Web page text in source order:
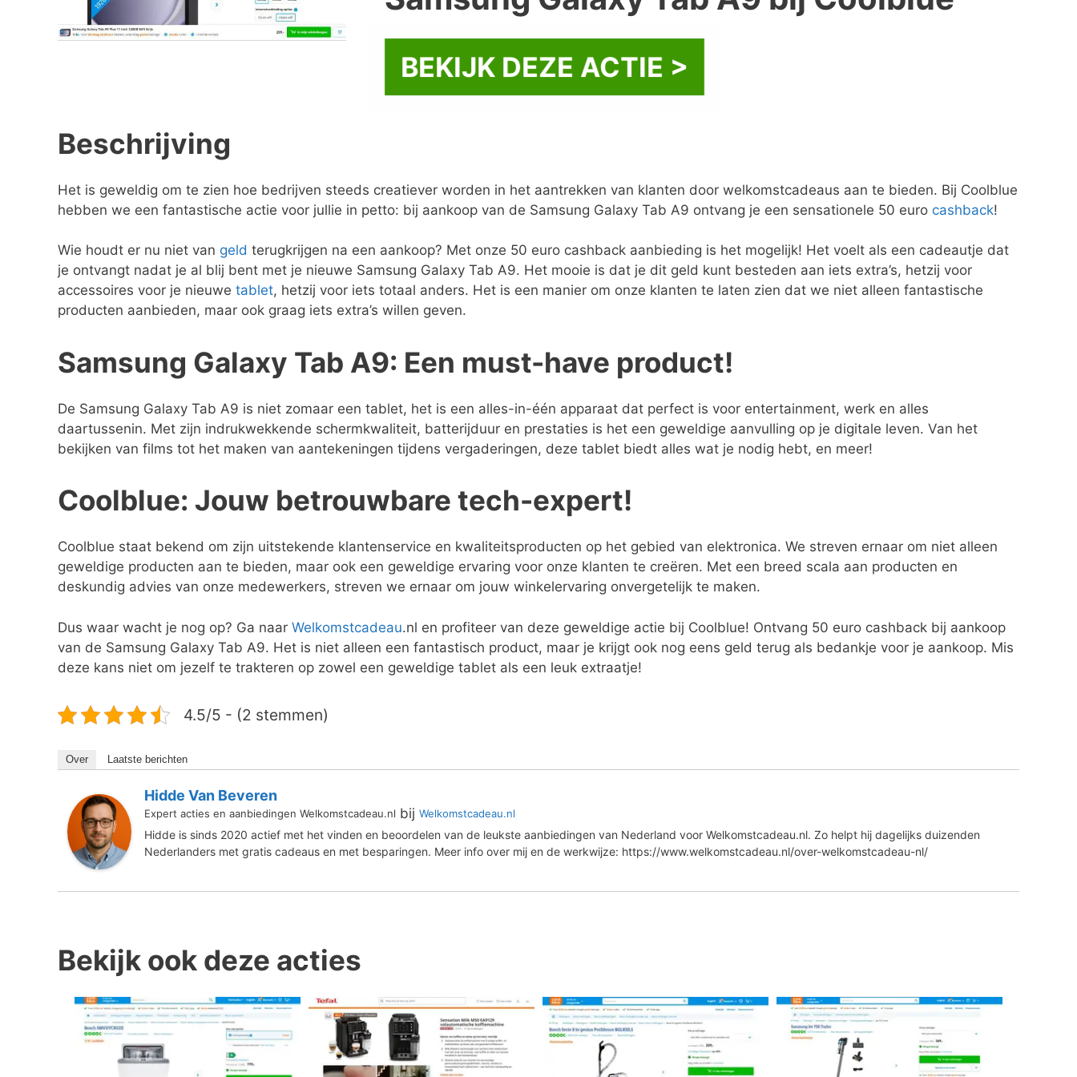
BEKIJK DEZE ACTIE >
Beschrijving
Het is geweldig om te zien hoe bedrijven steeds creatiever worden in het aantrekken van klanten door welkomstcadeaus aan te bieden. Bij Coolblue
hebben we een fantastische actie voor jullie in petto: bij aankoop van de Samsung Galaxy Tab A9 ontvang je een sensationele 50 euro cashback!
Wie houdt er nu niet van geld terugkrijgen na een aankoop? Met onze 50 euro cashback aanbieding is het mogelijk! Het voelt als een cadeautje dat
je ontvangt nadat je al blij bent met je nieuwe Samsung Galaxy Tab A9. Het mooie is dat je dit geld kunt besteden aan iets extra’s, hetzij voor
accessoires voor je nieuwe tablet, hetzij voor iets totaal anders. Het is een manier om onze klanten te laten zien dat we niet alleen fantastische
producten aanbieden, maar ook graag iets extra’s willen geven.
Samsung Galaxy Tab A9: Een must-have product!
De Samsung Galaxy Tab A9 is niet zomaar een tablet, het is een alles-in-één apparaat dat perfect is voor entertainment, werk en alles
daartussenin. Met zijn indrukwekkende schermkwaliteit, batterijduur en prestaties is het een geweldige aanvulling op je digitale leven. Van het
bekijken van films tot het maken van aantekeningen tijdens vergaderingen, deze tablet biedt alles wat je nodig hebt, en meer!
Coolblue: Jouw betrouwbare tech-expert!
Coolblue staat bekend om zijn uitstekende klantenservice en kwaliteitsproducten op het gebied van elektronica. We streven ernaar om niet alleen
geweldige producten aan te bieden, maar ook een geweldige ervaring voor onze klanten te creëren. Met een breed scala aan producten en
deskundig advies van onze medewerkers, streven we ernaar om jouw winkelervaring onvergetelijk te maken.
Dus waar wacht je nog op? Ga naar Welkomstcadeau.nl en profiteer van deze geweldige actie bij Coolblue! Ontvang 50 euro cashback bij aankoop
van de Samsung Galaxy Tab A9. Het is niet alleen een fantastisch product, maar je krijgt ook nog eens geld terug als bedankje voor je aankoop. Mis
deze kans niet om jezelf te trakteren op zowel een geweldige tablet als een leuk extraatje!
4.5/5 - (2 stemmen)
Over Laatste berichten
Hidde Van Beveren
Expert acties en aanbiedingen Welkomstcadeau.nl bij Welkomstcadeau.nl
Hidde is sinds 2020 actief met het vinden en beoordelen van de leukste aanbiedingen van Nederland voor Welkomstcadeau.nl. Zo helpt hij dagelijks duizenden
Nederlanders met gratis cadeaus en met besparingen. Meer info over mij en de werkwijze: https://www.welkomstcadeau.nl/over-welkomstcadeau-nl/
Bekijk ook deze acties